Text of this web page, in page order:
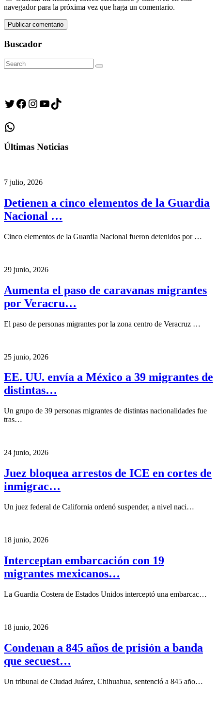
navegador para la próxima vez que haga un comentario.
Buscador
Search
for:
Search
Twitter
Facebook
Instagram
YouTube
TikTok
WhatsApp
Últimas Noticias
7 julio, 2026
Detienen a cinco elementos de la Guardia
Nacional …
Cinco elementos de la Guardia Nacional fueron detenidos por …
29 junio, 2026
Aumenta el paso de caravanas migrantes
por Veracru…
El paso de personas migrantes por la zona centro de Veracruz …
25 junio, 2026
EE. UU. envía a México a 39 migrantes de
distintas…
Un grupo de 39 personas migrantes de distintas nacionalidades fue
tras…
24 junio, 2026
Juez bloquea arrestos de ICE en cortes de
inmigrac…
Un juez federal de California ordenó suspender, a nivel naci…
18 junio, 2026
Interceptan embarcación con 19
migrantes mexicanos…
La Guardia Costera de Estados Unidos interceptó una embarcac…
18 junio, 2026
Condenan a 845 años de prisión a banda
que secuest…
Un tribunal de Ciudad Juárez, Chihuahua, sentenció a 845 año…